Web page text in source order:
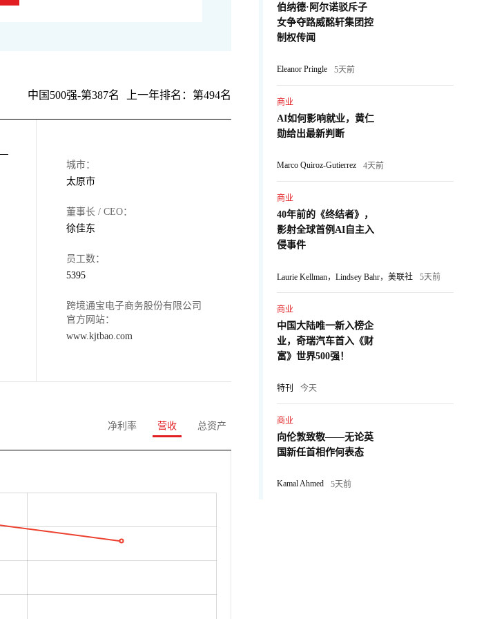
中国500强-第387名 上一年排名：第494名
城市：
太原市
董事长 / CEO：
徐佳东
员工数：
5395
跨境通宝电子商务股份有限公司
官方网站：
www.kjtbao.com
净利率 营收 总资产
伯纳德·阿尔诺驳斥子
女争夺路威酩轩集团控
制权传闻
Eleanor Pringle 5天前
商业
AI如何影响就业，黄仁
勋给出最新判断
Marco Quiroz-Gutierrez 4天前
商业
40年前的《终结者》，
影射全球首例AI自主入
侵事件
Laurie Kellman，Lindsey Bahr，美联社 5天前
商业
中国大陆唯一新入榜企
业，奇瑞汽车首入《财
富》世界500强！
特刊 今天
商业
向伦敦致敬——无论英
国新任首相作何表态
Kamal Ahmed 5天前